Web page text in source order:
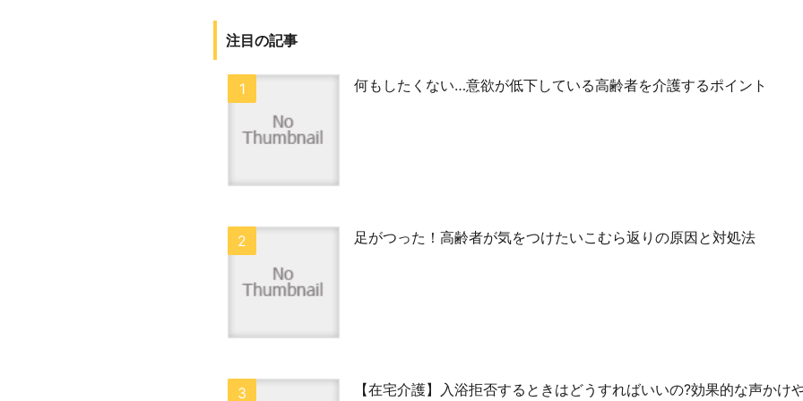
注目の記事
何もしたくない…意欲が低下している高齢者を介護するポイント
足がつった！高齢者が気をつけたいこむら返りの原因と対処法
【在宅介護】入浴拒否するときはどうすればいいの?効果的な声かけ